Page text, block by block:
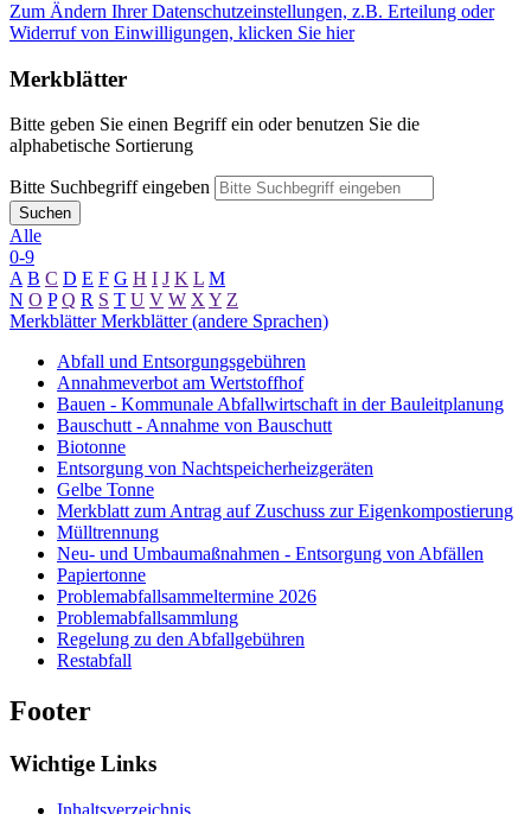
Zum Ändern Ihrer Datenschutzeinstellungen, z.B. Erteilung oder
Widerruf von Einwilligungen, klicken Sie hier
Merkblätter
Bitte geben Sie einen Begriff ein oder benutzen Sie die
alphabetische Sortierung
Bitte Suchbegriff eingeben
Suchen
Alle
0-9
A B C D E F G H I J K L M
N O P Q R S T U V W XY Z
Merkblätter Merkblätter (andere Sprachen)
Abfall und Entsorgungsgebühren
Annahmeverbot am Wertstoffhof
Bauen - Kommunale Abfallwirtschaft in der Bauleitplanung
Bauschutt - Annahme von Bauschutt
Biotonne
Entsorgung von Nachtspeicherheizgeräten
Gelbe Tonne
Merkblatt zum Antrag auf Zuschuss zur Eigenkompostierung
Mülltrennung
Neu- und Umbaumaßnahmen - Entsorgung von Abfällen
Papiertonne
Problemabfallsammeltermine 2026
Problemabfallsammlung
Regelung zu den Abfallgebühren
Restabfall
Footer
Wichtige Links
Inhaltsverzeichnis